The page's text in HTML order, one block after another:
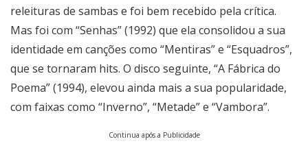
releituras de sambas e foi bem recebido pela crítica.
Mas foi com “Senhas” (1992) que ela consolidou a sua
identidade em canções como “Mentiras” e “Esquadros”,
que se tornaram hits. O disco seguinte, “A Fábrica do
Poema” (1994), elevou ainda mais a sua popularidade,
com faixas como “Inverno”, “Metade” e “Vambora”.
Continua após a Publicidade